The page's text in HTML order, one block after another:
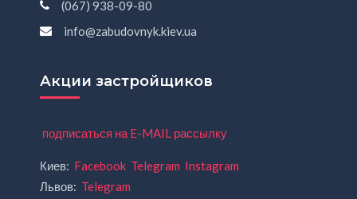
(067) 938-09-80
info@zabudovnyk.kiev.ua
Акции застройщиков
подписаться на E-MAIL рассылку
Киев: Facebook Telegram Instagram
Львов: Telegram